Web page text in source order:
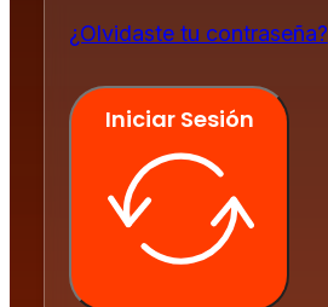
¿Olvidaste tu contraseña?
Iniciar Sesión